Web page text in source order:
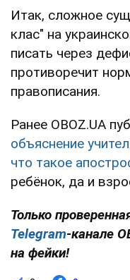
Итак, сложное
клас" на
писать через
противоречит
правописания.
Ранее OBOZ.UA
объяснение
что такое
ребёнок, да и
Только
Telegram-канале
на фейки!